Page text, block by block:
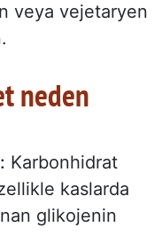
veya vejetaryen
neden
Karbonhidrat
kaslarda
glikojenin